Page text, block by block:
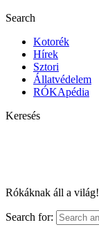
Search
Kotorék
Hírek
Sztori
Állatvédelem
RÓKApédia
Keresés
Rókáknak áll a világ!
Search for: